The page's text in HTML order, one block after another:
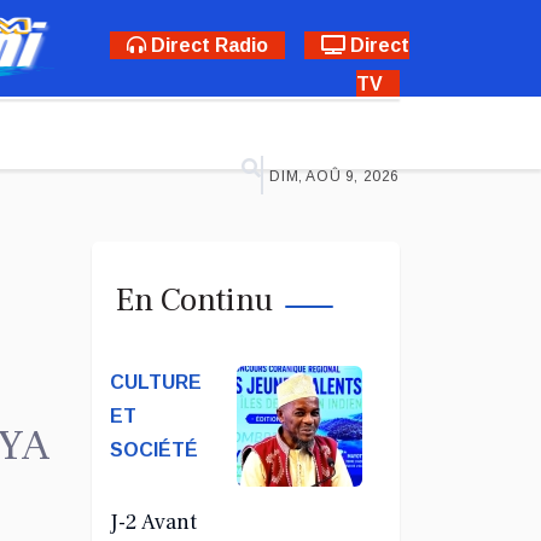
Direct Radio
Direct
TV
DIM, AOÛ 9, 2026
En Continu
CULTURE
ET
SOCIÉTÉ
J-2 Avant